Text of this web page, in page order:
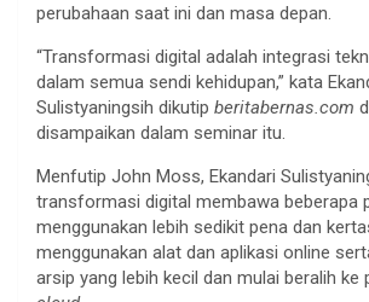
perubahaan saat ini dan masa depan.
“Transformasi digital adalah integrasi
dalam semua sendi kehidupan,” kata
Sulistyaningsih dikutip beritabernas.com
disampaikan dalam seminar itu.
Menfutip John Moss, Ekandari
transformasi digital membawa beberapa
menggunakan lebih sedikit pena dan
menggunakan alat dan aplikasi online
arsip yang lebih kecil dan mulai beralih ke